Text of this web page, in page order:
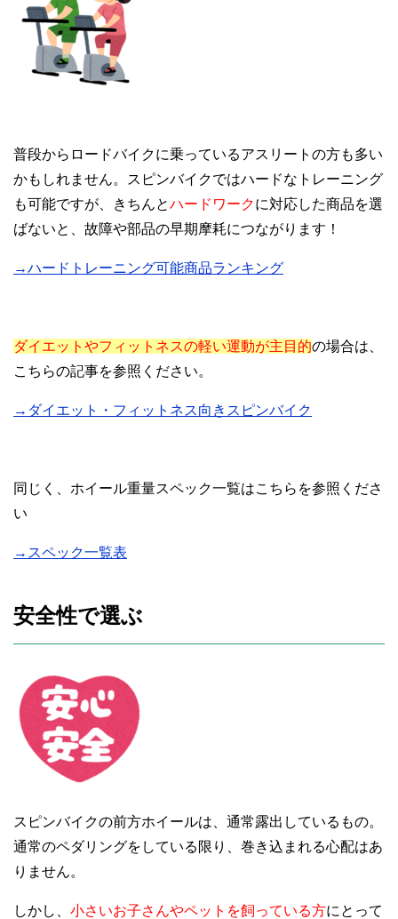
普段からロードバイクに乗っているアスリートの方も多い
かもしれません。スピンバイクではハードなトレーニング
も可能ですが、きちんとハードワークに対応した商品を選
ばないと、故障や部品の早期摩耗につながります！
→ハードトレーニング可能商品ランキング
ダイエットやフィットネスの軽い運動が主目的の場合は、
こちらの記事を参照ください。
→ダイエット・フィットネス向きスピンバイク
同じく、ホイール重量スペック一覧はこちらを参照くださ
い
→スペック一覧表
安全性で選ぶ
スピンバイクの前方ホイールは、通常露出しているもの。
通常のペダリングをしている限り、巻き込まれる心配はあ
りません。
しかし、 小さいお子さんやペットを飼っている方にとって